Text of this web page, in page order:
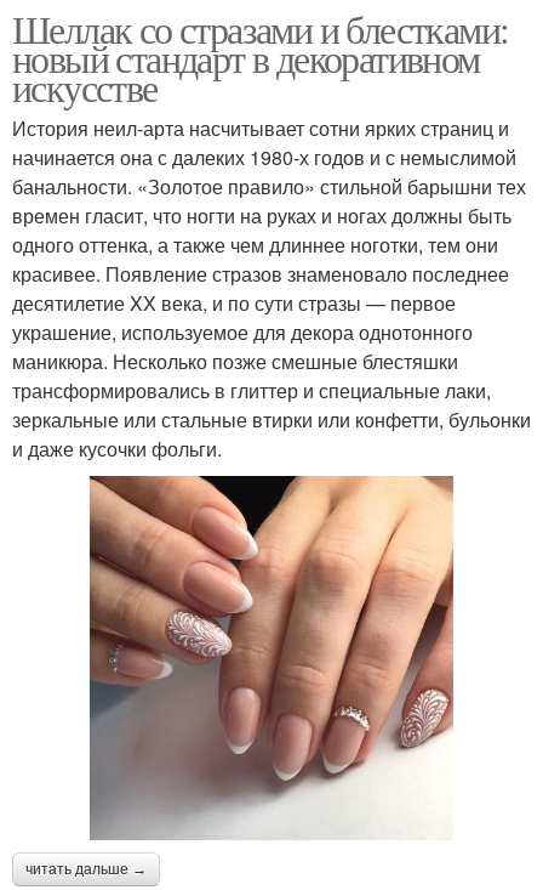
Шеллак со стразами и блестками:
новый стандарт в декоративном
искусстве
История неил-арта насчитывает сотни ярких страниц и
начинается она с далеких 1980-х годов и с немыслимой
банальности. «Золотое правило» стильной барышни тех
времен гласит, что ногти на руках и ногах должны быть
одного оттенка, а также чем длиннее ноготки, тем они
красивее. Появление стразов знаменовало последнее
десятилетие XX века, и по сути стразы — первое
украшение, используемое для декора однотонного
маникюра. Несколько позже смешные блестяшки
трансформировались в глиттер и специальные лаки,
зеркальные или стальные втирки или конфетти, бульонки
и даже кусочки фольги.
читать дальше →